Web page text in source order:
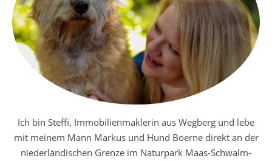
Ich bin Steffi, Immobilienmaklerin aus Wegberg und lebe
mit meinem Mann Markus und Hund Boerne direkt an der
niederländischen Grenze im Naturpark Maas-Schwalm-